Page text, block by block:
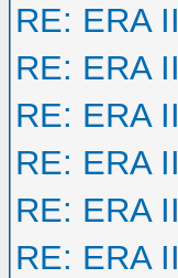
RE: ERA II
RE: ERA II
RE: ERA II
RE: ERA II
RE: ERA II
RE: ERA II